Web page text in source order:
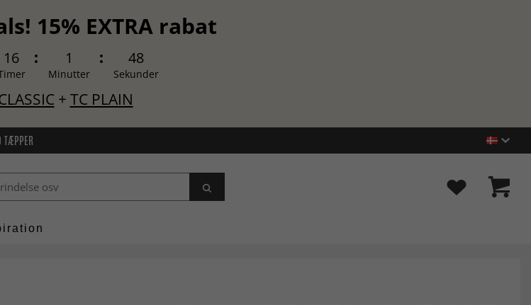
15% EXTRA rabat
16 1
Minutter
47
Sekunder
+ TC PLAIN